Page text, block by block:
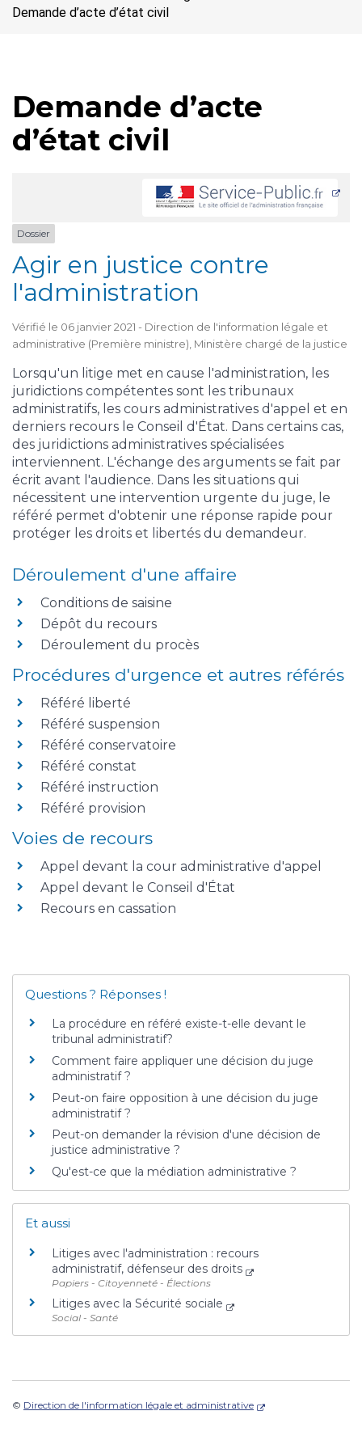
Demande d’acte d’état civil
Demande d’acte
d’état civil
Dossier
Agir en justice contre
l'administration
Vérifié le 06 janvier 2021 - Direction de l'information légale et
administrative (Première ministre), Ministère chargé de la justice
Lorsqu'un litige met en cause l'administration, les
juridictions compétentes sont les tribunaux
administratifs, les cours administratives d'appel et en
derniers recours le Conseil d'État. Dans certains cas,
des juridictions administratives spécialisées
interviennent. L'échange des arguments se fait par
écrit avant l'audience. Dans les situations qui
nécessitent une intervention urgente du juge, le
référé permet d'obtenir une réponse rapide pour
protéger les droits et libertés du demandeur.
Déroulement d'une affaire
Conditions de saisine
Dépôt du recours
Déroulement du procès
Procédures d'urgence et autres référés
Référé liberté
Référé suspension
Référé conservatoire
Référé constat
Référé instruction
Référé provision
Voies de recours
Appel devant la cour administrative d'appel
Appel devant le Conseil d'État
Recours en cassation
Questions ? Réponses !
La procédure en référé existe-t-elle devant le
tribunal administratif?
Comment faire appliquer une décision du juge
administratif ?
Peut-on faire opposition à une décision du juge
administratif ?
Peut-on demander la révision d'une décision de
justice administrative ?
Qu'est-ce que la médiation administrative ?
Et aussi
Litiges avec l'administration : recours
administratif, défenseur des droits
Papiers - Citoyenneté - Élections
Litiges avec la Sécurité sociale
Social - Santé
© Direction de l'information légale et administrative